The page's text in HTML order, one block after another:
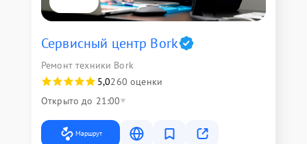
Сервисный центр Bork
Ремонт техники Bork
5,0260 оценки
Открыто до 21:00
Маршрут